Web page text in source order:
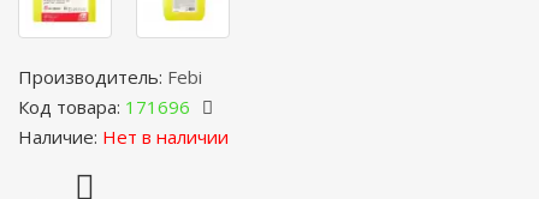
Производитель: Febi
Код товара: 171696
Наличие: Нет в наличии